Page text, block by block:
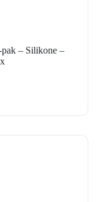
– Silikone –